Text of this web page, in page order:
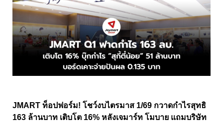
JMART ท็อปฟอร์ม! โชว์งบไตรมาส 1/69 กวาดกำไรสุทธิ
163 ล้านบาท เติบโต 16% หลังเจมาร์ท โมบาย แถมบริษัท